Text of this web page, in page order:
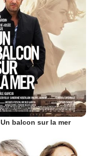
Un balcon sur la mer